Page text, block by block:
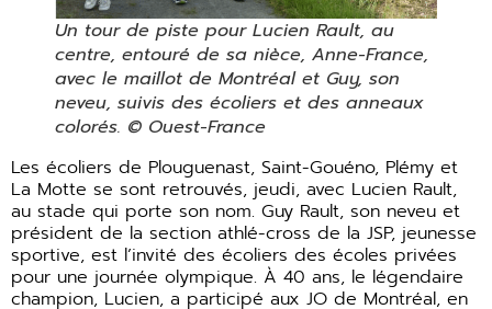
Un tour de piste pour Lucien Rault, au
centre, entouré de sa nièce, Anne-France,
avec le maillot de Montréal et Guy, son
neveu, suivis des écoliers et des anneaux
colorés. © Ouest-France
Les écoliers de Plouguenast, Saint-Gouéno, Plémy et
La Motte se sont retrouvés, jeudi, avec Lucien Rault,
au stade qui porte son nom. Guy Rault, son neveu et
président de la section athlé-cross de la JSP, jeunesse
sportive, est l’invité des écoliers des écoles privées
pour une journée olympique. À 40 ans, le légendaire
champion, Lucien, a participé aux JO de Montréal, en